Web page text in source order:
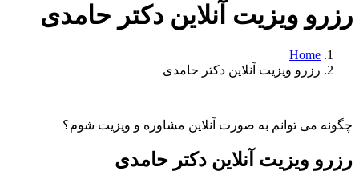
رزرو ویزیت آنلاین دکتر حامدی
Home
رزرو ویزیت آنلاین دکتر حامدی
چگونه می توانم به صورت آنلاین مشاوره و ویزیت شوم؟
رزرو ویزیت آنلاین دکتر حامدی